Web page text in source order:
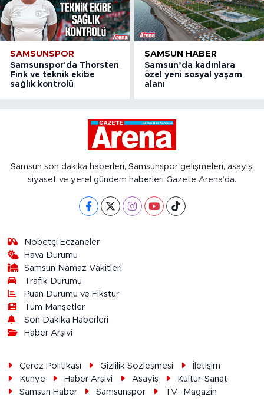
SAMSUNSPOR
Samsunspor'da Thorsten
Fink ve teknik ekibe
sağlık kontrolü
SAMSUN HABER
Samsun’da kadınlara
özel yeni sosyal yaşam
alanı
Samsun son dakika haberleri, Samsunspor gelişmeleri, asayiş,
siyaset ve yerel gündem haberleri Gazete Arena’da.
Nöbetçi Eczaneler
Hava Durumu
Samsun Namaz Vakitleri
Trafik Durumu
Puan Durumu ve Fikstür
Tüm Manşetler
Son Dakika Haberleri
Haber Arşivi
Çerez Politikası Gizlilik Sözleşmesi
İletişim
Künye
Haber Arşivi Asayiş
Kültür-Sanat
Samsun Haber
Samsunspor TV- Magazin